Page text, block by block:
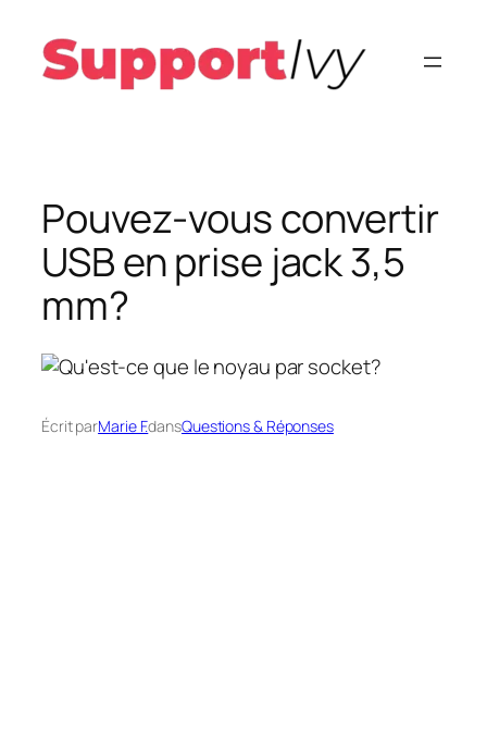
contenu
Pouvez-vous convertir
USB en prise jack 3,5
mm?
Écrit parMarie F.dansQuestions & Réponses